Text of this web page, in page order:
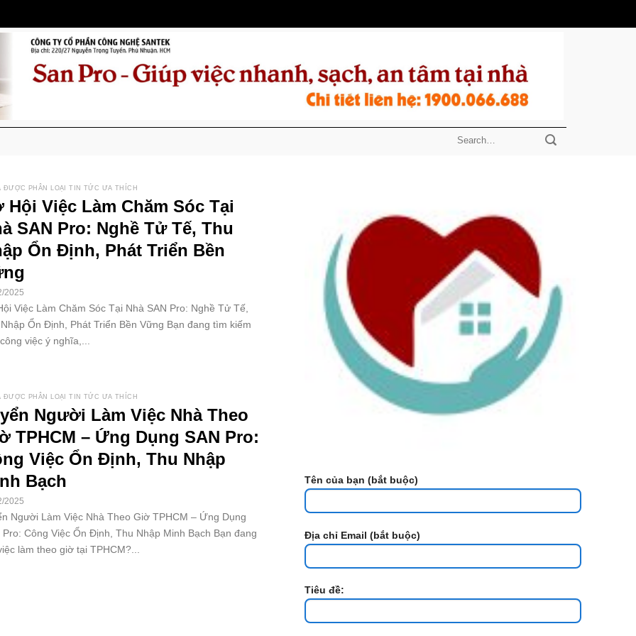
ĐƯỢC PHÂN LOẠI TIN TỨC ƯA THÍCH
Hội Việc Làm Chăm Sóc Tại
SAN Pro: Nghề Tử Tế, Thu
Ổn Định, Phát Triển Bền
2025
Việc Làm Chăm Sóc Tại Nhà SAN Pro: Nghề Tử Tế,
Ổn Định, Phát Triển Bền Vững Bạn đang tìm kiếm
việc ý nghĩa,...
ĐƯỢC PHÂN LOẠI TIN TỨC ƯA THÍCH
Người Làm Việc Nhà Theo
TPHCM – Ứng Dụng SAN Pro:
Việc Ổn Định, Thu Nhập
Bạch
2025
Người Làm Việc Nhà Theo Giờ TPHCM – Ứng Dụng
Pro: Công Việc Ổn Định, Thu Nhập Minh Bạch Bạn đang
làm theo giờ tại TPHCM?...
Tên của bạn (bắt buộc)
Địa chỉ Email (bắt buộc)
Tiêu đề: